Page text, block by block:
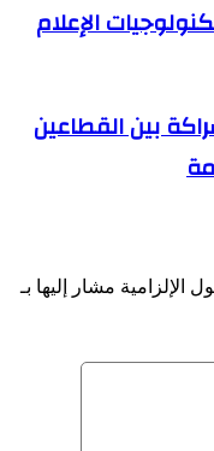
بتكنولوجيات الإعلام
بين القطاعين
الإلزامية مشار إليها بـ